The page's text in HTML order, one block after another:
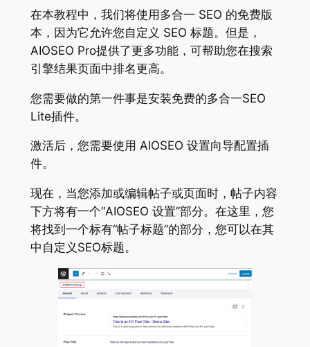
在本教程中，我们将使用多合一 SEO 的免费版
本，因为它允许您自定义 SEO 标题。但是，
AIOSEO Pro提供了更多功能，可帮助您在搜索
引擎结果页面中排名更高。
您需要做的第一件事是安装免费的多合一SEO
Lite插件。
激活后，您需要使用 AIOSEO 设置向导配置插
件。
现在，当您添加或编辑帖子或页面时，帖子内容
下方将有一个“AIOSEO 设置”部分。在这里，您
将找到一个标有“帖子标题”的部分，您可以在其
中自定义SEO标题。